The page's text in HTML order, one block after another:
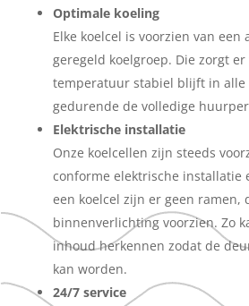
Optimale koeling
Elke koelcel is voorzien van een
geregeld koelgroep. Die zorgt
temperatuur stabiel blijft in alle
gedurende de volledige
Elektrische installatie
Onze koelcellen zijn steeds
conforme elektrische installatie
een koelcel zijn er geen ramen,
binnenverlichting voorzien. Zo
inhoud herkennen zodat de
kan worden.
24/7 service